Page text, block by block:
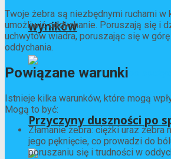
wyników
Przyczyny duszności po
Twoje żebra są niezbędnymi ruchami w
umożliwić oddychanie. Poruszają się i
uchwytów wiadra, poruszając się w
oddychania.
Powiązane warunki
Istnieje kilka warunków, które mogą
Mogą to być:
Złamanie żebra: ciężki uraz
jego pęknięcie, co prowadzi do
poruszaniu się i trudności w